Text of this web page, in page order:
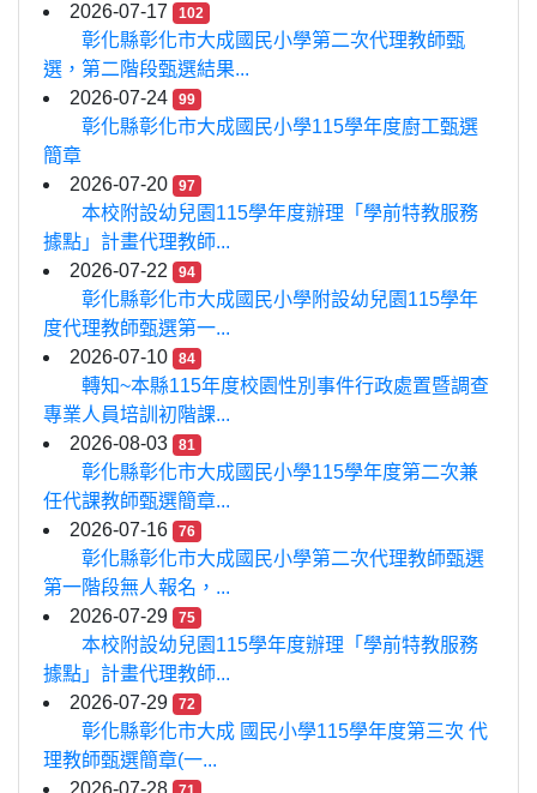
2026-07-17
102
彰化縣彰化市大成國民小學第二次代理教師甄
選，第二階段甄選結果...
2026-07-24
99
彰化縣彰化市大成國民小學115學年度廚工甄選
簡章
2026-07-20
97
本校附設幼兒園115學年度辦理「學前特教服務
據點」計畫代理教師...
2026-07-22
94
彰化縣彰化市大成國民小學附設幼兒園115學年
度代理教師甄選第一...
2026-07-10
84
轉知~本縣115年度校園性別事件行政處置暨調查
專業人員培訓初階課...
2026-08-03
81
彰化縣彰化市大成國民小學115學年度第二次兼
任代課教師甄選簡章...
2026-07-16
76
彰化縣彰化市大成國民小學第二次代理教師甄選
第一階段無人報名，...
2026-07-29
75
本校附設幼兒園115學年度辦理「學前特教服務
據點」計畫代理教師...
2026-07-29
72
彰化縣彰化市大成 國民小學115學年度第三次 代
理教師甄選簡章(一...
2026-07-28